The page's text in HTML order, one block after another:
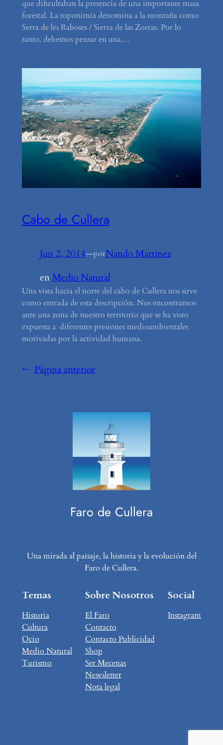
que dificultaban la presencia de una importante masa
forestal. La toponimia denomina a la montaña como
Serra de les Raboses / Sierra de las Zorras. Por lo
tanto, debemos pensar en una…
Cabo de Cullera
Jun 2, 2014—porNando Martinez
enMedio Natural
Una vista hacia el norte del cabo de Cullera nos sirve
como entrada de esta descripción. Nos encontramos
ante una zona de nuestro territorio que se ha visto
expuesta a diferentes presiones medioambientales
motivadas por la actividad humana.
← Página anterior
Faro de Cullera
Una mirada al paisaje, la historia y la evolución del
Faro de Cullera.
Temas
Historia
Cultura
Ocio
Medio Natural
Turismo
Sobre Nosotros
El Faro
Contacto
Contacto Publicidad
Shop
Ser Mecenas
Newsletter
Nota legal
Social
Instagram